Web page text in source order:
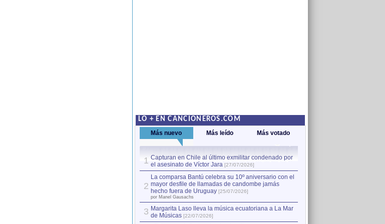
LO + EN CANCIONEROS.COM
Más nuevo Más leído Más votado
1 Capturan en Chile al último exmilitar condenado por
el asesinato de Víctor Jara [27/07/2026]
2
La comparsa Bantú celebra su 10º aniversario con el
mayor desfile de llamadas de candombe jamás
hecho fuera de Uruguay [25/07/2026]
por Manel Gausachs
3 Margarita Laso lleva la música ecuatoriana a La Mar
de Músicas [22/07/2026]